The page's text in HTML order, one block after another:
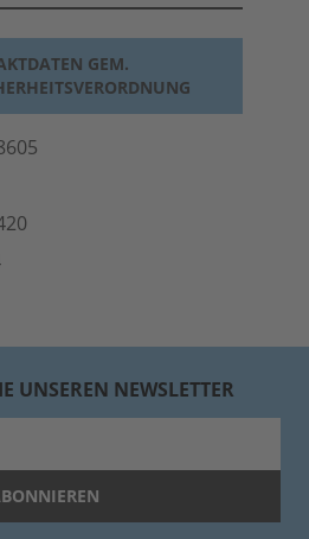
GEM.
UNSEREN NEWSLETTER